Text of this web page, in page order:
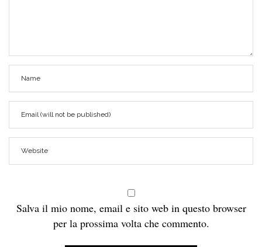
Salva il mio nome, email e sito web in questo browser
per la prossima volta che commento.